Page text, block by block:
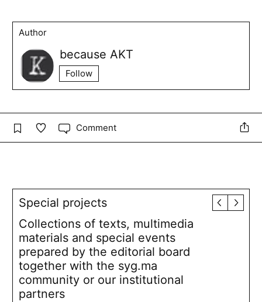
Author
because AKT
Follow
Comment
Special projects
Collections of texts, multimedia
materials and special events
prepared by the editorial board
together with the syg.ma
community or our institutional
partners